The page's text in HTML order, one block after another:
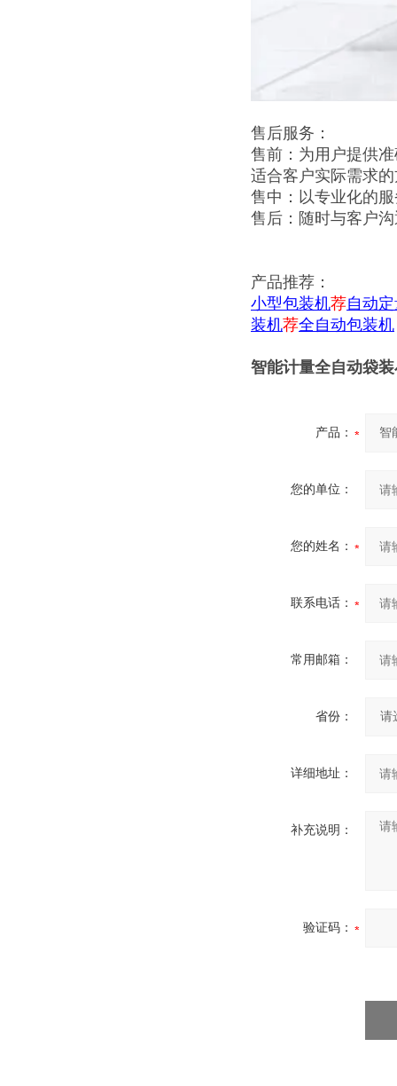
售后服务：
售前：为用户提供
适合客户实际需求
售中：以专业化的
售后：随时与客户
产品推荐：
小型包装机荐自动
装机荐全自动包装机
智能计量全自动袋
产品：
您的单位：
您的姓名：
联系电话：
常用邮箱：
省份：
详细地址：
补充说明：
验证码：